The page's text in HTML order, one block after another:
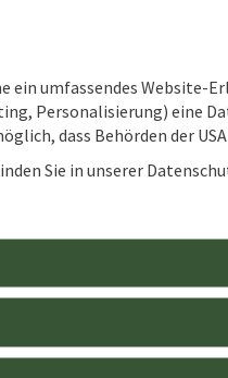
ein umfassendes Website-
Personalisierung) eine
dass Behörden der
Sie in unserer